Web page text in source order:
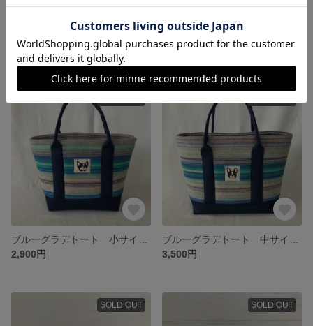
キャンディーポーチ カラーB
1,300円
1,300円
2,900円
3,500円
SOLD OUT SOLD OUT